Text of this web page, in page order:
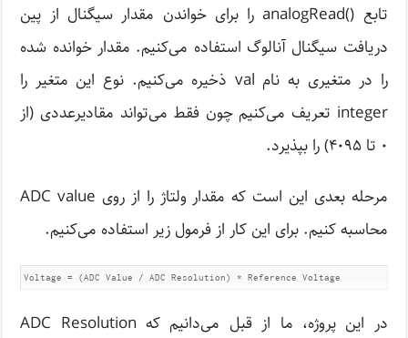
تابع ()analogRead را برای خواندن مقدار سیگنال از پین
دریافت سیگنال آنالوگ استفاده می‌کنیم. مقدار خوانده شده
را در متغیری به نام val ذخیره می‌کنیم. نوع این متغیر را
integer تعریف می‌کنیم چون فقط می‌تواند مقادیرعددی (از
۰ تا ۴۰۹۵) را بپذیرد.
مرحله بعدی این است که مقدار ولتاژ را از روی ADC value
محاسبه کنیم. برای این کار از فرمول زیر استفاده می‌کنیم.
Voltage = (ADC Value / ADC Resolution) * Reference Voltage
در این پروژه، ما از قبل می‌دانیم که ADC Resolution